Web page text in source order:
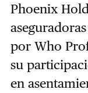
Phoenix
por Who
su
en